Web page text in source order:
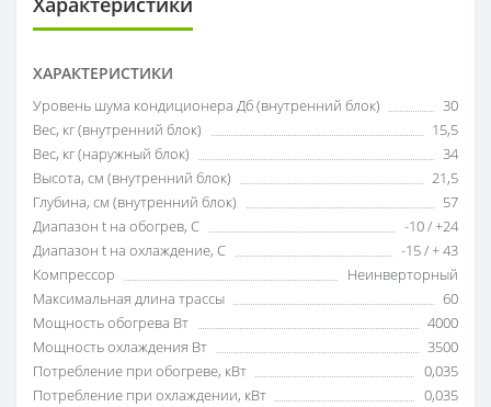
ХАРАКТЕРИСТИКИ
Уровень шума кондиционера Дб (внутренний блок)
30
Вес, кг (внутренний блок)
15,5
Вес, кг (наружный блок)
34
Высота, см (внутренний блок)
21,5
Глубина, см (внутренний блок)
57
Диапазон t на обогрев, С
-10 / +24
Диапазон t на охлаждение, С
-15 / + 43
Компрессор
Неинверторный
Максимальная длина трассы
60
Мощность обогрева Вт
4000
Мощность охлаждения Вт
3500
Потребление при обогреве, кВт
0,035
Потребление при охлаждении, кВт
0,035